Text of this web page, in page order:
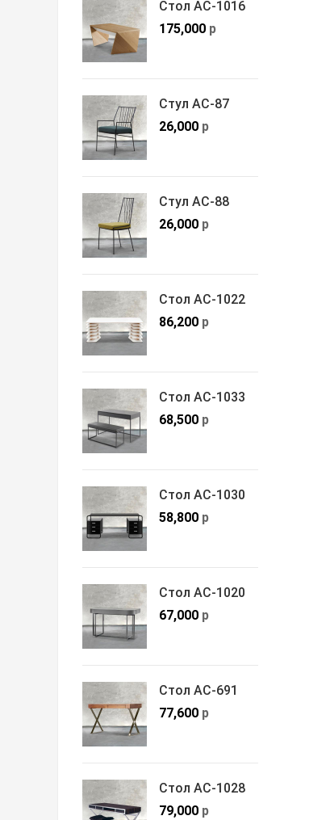
Стол АС-1016
175,000 р
Стул АС-87
26,000 р
Стул АС-88
26,000 р
Стол АС-1022
86,200 р
Стол АС-1033
68,500 р
Стол АС-1030
58,800 р
Стол АС-1020
67,000 р
Стол АС-691
77,600 р
Стол АС-1028
79,000 р